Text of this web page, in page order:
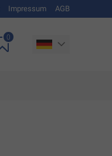
Impressum AGB
0